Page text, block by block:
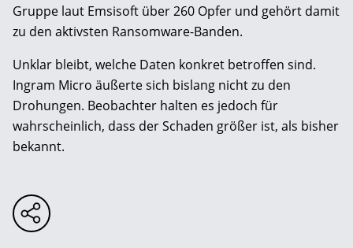
Gruppe laut Emsisoft über 260 Opfer und gehört damit
zu den aktivsten Ransomware-Banden.
Unklar bleibt, welche Daten konkret betroffen sind.
Ingram Micro äußerte sich bislang nicht zu den
Drohungen. Beobachter halten es jedoch für
wahrscheinlich, dass der Schaden größer ist, als bisher
bekannt.